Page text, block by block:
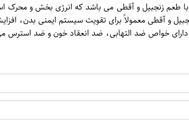
و آقطی معمولاً برای تقویت سیستم ایمنی بدن،
خواص ضد التهابی، ضد انعقاد خون و ضد استرس